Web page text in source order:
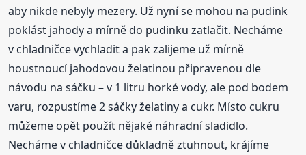
aby nikde nebyly mezery. Už nyní se mohou na pudink
poklást jahody a mírně do pudinku zatlačit. Necháme
v chladničce vychladit a pak zalijeme už mírně
houstnoucí jahodovou želatinou připravenou dle
návodu na sáčku – v 1 litru horké vody, ale pod bodem
varu, rozpustíme 2 sáčky želatiny a cukr. Místo cukru
můžeme opět použít nějaké náhradní sladidlo.
Necháme v chladničce důkladně ztuhnout, krájíme